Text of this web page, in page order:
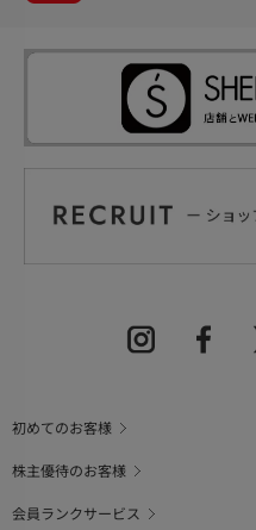
初めてのお客様
株主優待のお客様
会員ランクサービス